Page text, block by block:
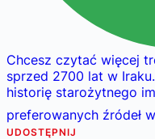
Chcesz czytać więcej
sprzed 2700 lat w
historię starożytnego
preferowanych źródeł
UDOSTĘPNIJ